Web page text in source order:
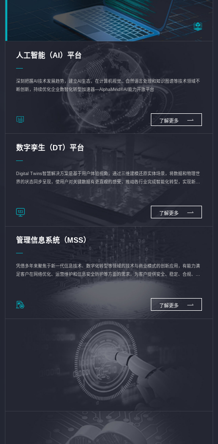
人工智能（AI）平台
深刻把握AI技术发展趋势，建立AI生态，在计算机视觉、自然语言处理和知识图谱等技术领域不
断创新，持续优化企业数智化转型加速器—AlphaMind®AI能力开放平台
了解更多
数字孪生（DT）平台
Digital Twins智慧解决方案是基于用户体验视角，通过三维建模还原实体场景，将数据和物理世
界的状态同步呈现，使用户对关键数据有更直观的感受，推动各行业完成智能化转型，实现新旧
了解更多
管理信息系统（MSS）
凭借多年来聚焦于新一代信息技术、数字化转型等领域的技术与商业模式的创新应用，有能力满
足客户在网络优化、运营维护和信息安全防护等方面的需求，为客户提供安全、稳定、合规、持
了解更多